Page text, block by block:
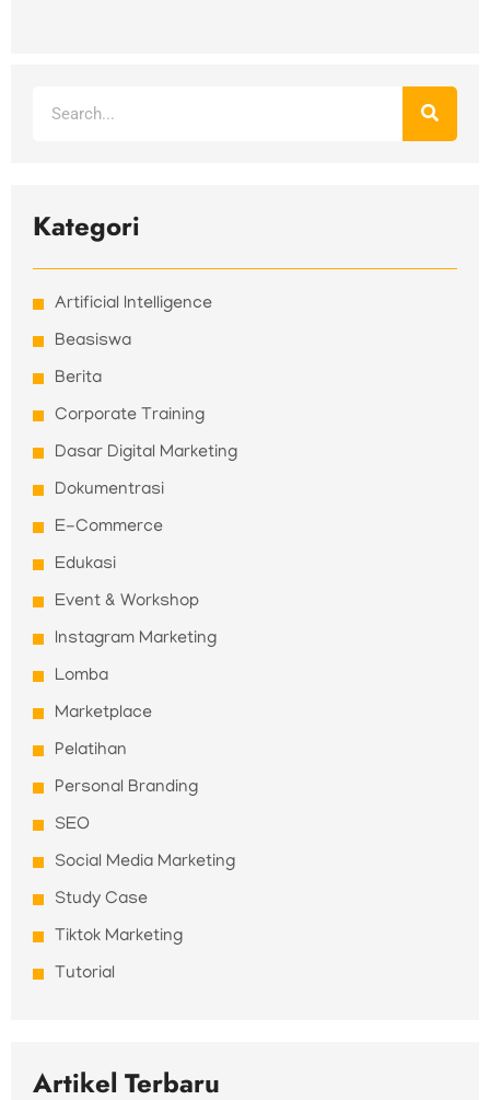
Kategori
Artificial Intelligence
Beasiswa
Berita
Corporate Training
Dasar Digital Marketing
Dokumentrasi
E-Commerce
Edukasi
Event & Workshop
Instagram Marketing
Lomba
Marketplace
Pelatihan
Personal Branding
SEO
Social Media Marketing
Study Case
Tiktok Marketing
Tutorial
Artikel Terbaru